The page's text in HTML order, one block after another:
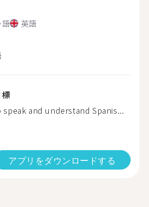
英語
and understand Spanis...
アプリをダウンロードする